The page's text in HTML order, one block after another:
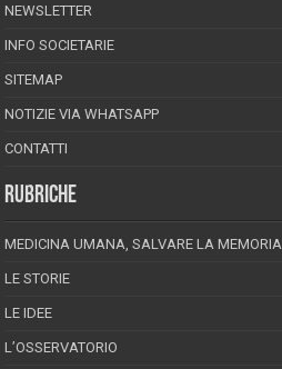
NEWSLETTER
INFO SOCIETARIE
SITEMAP
NOTIZIE VIA WHATSAPP
CONTATTI
RUBRICHE
MEDICINA UMANA, SALVARE LA MEMORIA
LE STORIE
LE IDEE
L’OSSERVATORIO